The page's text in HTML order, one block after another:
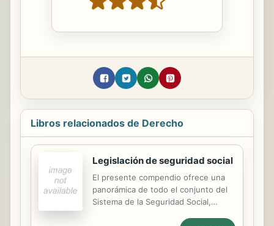
Libros relacionados de Derecho
Legislación de seguridad social
El presente compendio ofrece una
panorámica de todo el conjunto del
Sistema de la Seguridad Social,